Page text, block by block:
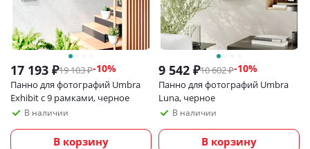
17 193 ₽19 103₽-10%
Панно для фотографий Umbra
Exhibit с 9 рамками, черное
В наличии
В корзину
9 542 ₽10 602₽-10%
Панно для фотографий Umbra
Luna, черное
В наличии
В корзину